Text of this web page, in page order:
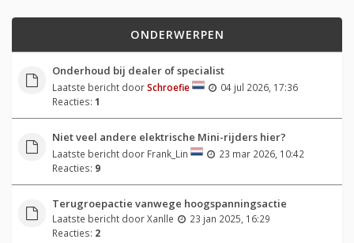
ONDERWERPEN
Onderhoud bij dealer of specialist
Laatste bericht doorSchroefie
04 jul 2026, 17:36
Reacties: 1
Niet veel andere elektrische Mini-rijders hier?
Laatste bericht door Frank_Lin
23 mar 2026, 10:42
Reacties: 9
Terugroepactie vanwege hoogspanningsactie
Laatste bericht doorXanlle
23 jan 2025, 16:29
Reacties: 2